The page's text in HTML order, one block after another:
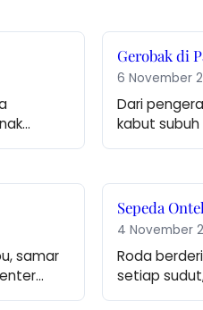
Gerobak di
6 November
Dari
kabut
samar
Sepeda
4 November
Roda
setiap